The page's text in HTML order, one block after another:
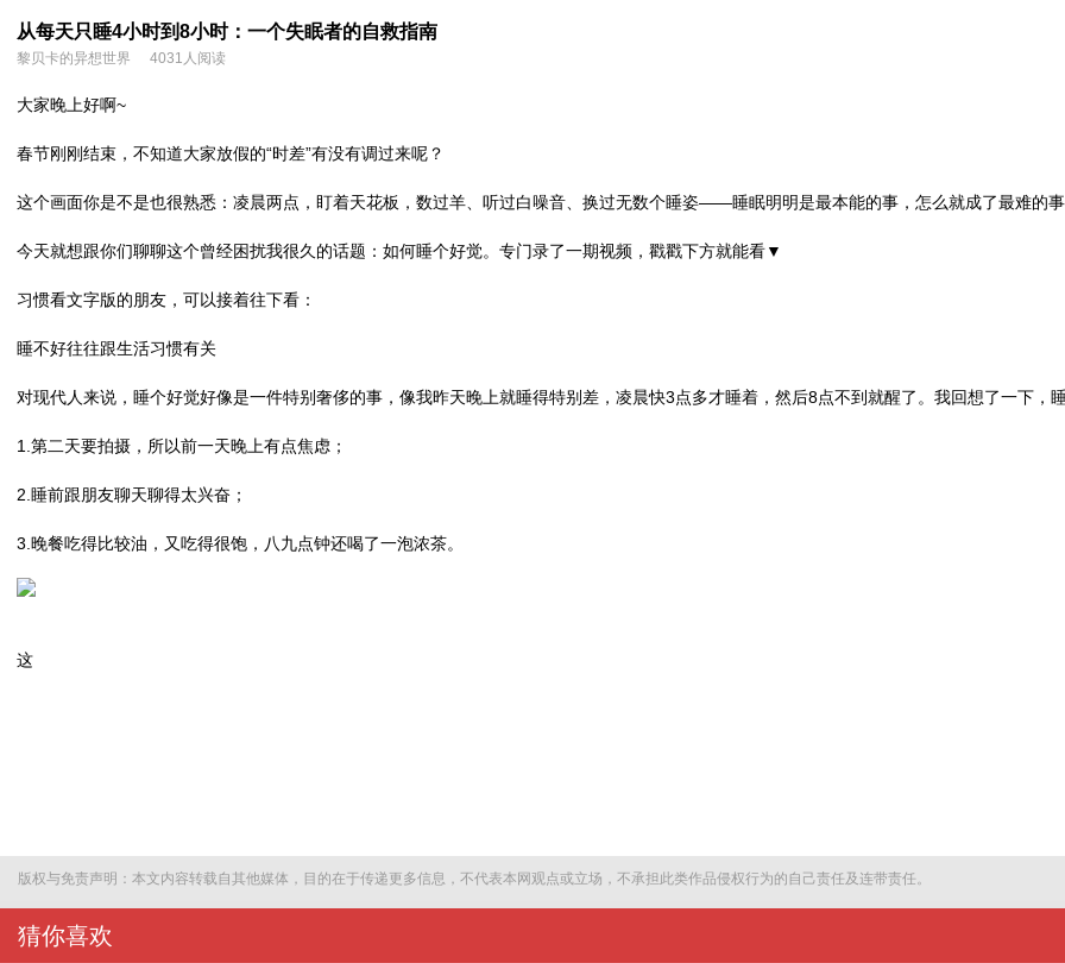
从每天只睡4小时到8小时：一个失眠者的自救指南
黎贝卡的异想世界 4031人阅读
大家晚上好啊~
春节刚刚结束，不知道大家放假的“时差”有没有调过来呢？
这个画面你是不是也很熟悉：凌晨两点，盯着天花板，数过羊、听过白噪音、换过无数个睡姿——睡眠明明是最本能的事，怎么就成了最难的事
今天就想跟你们聊聊这个曾经困扰我很久的话题：如何睡个好觉。专门录了一期视频，戳戳下方就能看▼
习惯看文字版的朋友，可以接着往下看：
睡不好往往跟生活习惯有关
对现代人来说，睡个好觉好像是一件特别奢侈的事，像我昨天晚上就睡得特别差，凌晨快3点多才睡着，然后8点不到就醒了。我回想了一下，
1.第二天要拍摄，所以前一天晚上有点焦虑；
2.睡前跟朋友聊天聊得太兴奋；
3.晚餐吃得比较油，又吃得很饱，八九点钟还喝了一泡浓茶。
这
版权与免责声明：本文内容转载自其他媒体，目的在于传递更多信息，不代表本网观点或立场，不承担此类作品侵权行为的自己责任及连带责任。
猜你喜欢